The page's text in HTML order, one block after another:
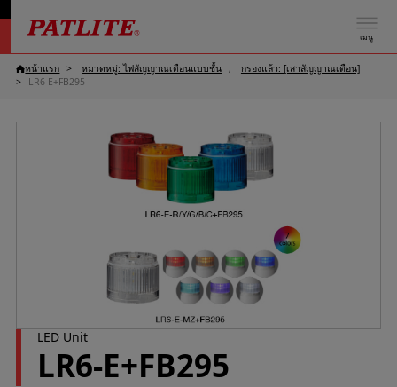
เมนู
หน้าแรก หมวดหมู่: ไฟสัญญาณเตือนแบบชั้น
กรองแล้ว: [เสาสัญญาณเตือน]
LR6-E+FB295
LED Unit
LR6-E+FB295